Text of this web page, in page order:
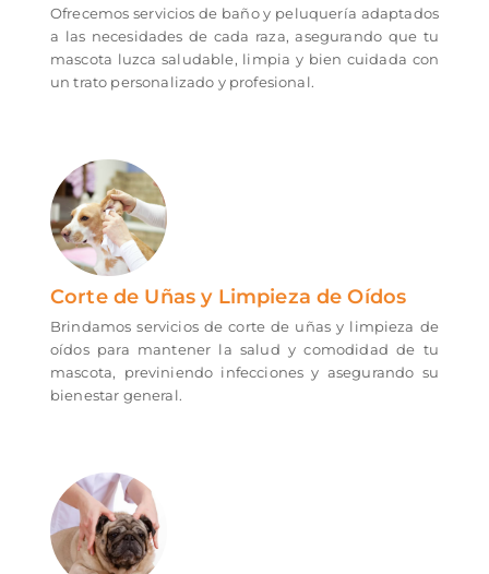
Ofrecemos servicios de baño y peluquería adaptados
a las necesidades de cada raza, asegurando que tu
mascota luzca saludable, limpia y bien cuidada con
un trato personalizado y profesional.
Corte de Uñas y Limpieza de Oídos
Brindamos servicios de corte de uñas y limpieza de
oídos para mantener la salud y comodidad de tu
mascota, previniendo infecciones y asegurando su
bienestar general.